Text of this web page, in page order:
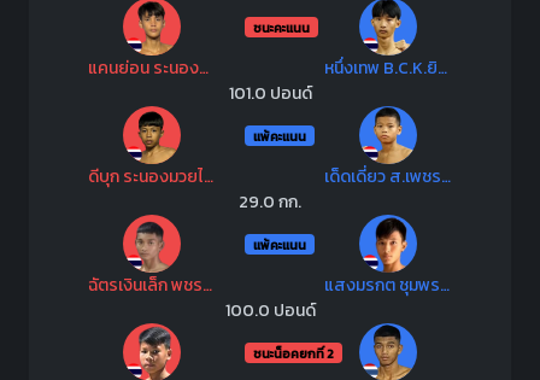
ชนะคะแนน
แคนย่อน ระนองมวยไทย
หนึ่งเทพ B.C.K.ยิมส์
101.0 ปอนด์
แพ้คะแนน
ดีบุก ระนองมวยไทย
เด็ดเดี่ยว ส.เพชรอุดร
29.0 กก.
แพ้คะแนน
ฉัตรเงินเล็ก พชรยิมส์
แสงมรกต ชุมพรมวยไทย
100.0 ปอนด์
ชนะน็อคยกที่ 2